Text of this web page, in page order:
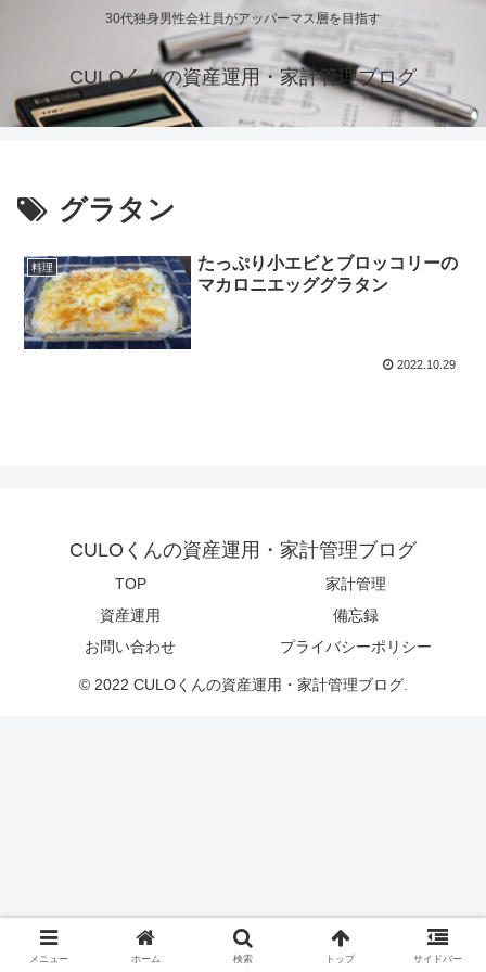
30代独身男性会社員がアッパーマス層を目指す
CULOくんの資産運用・家計管理ブログ
グラタン
料理
たっぷり小エビとブロッコリーの
マカロニエッググラタン
2022.10.29
CULOくんの資産運用・家計管理ブログ
TOP
家計管理
資産運用
備忘録
お問い合わせ
プライバシーポリシー
© 2022 CULOくんの資産運用・家計管理ブログ.
メニュー ホーム 検索 トップ サイドバー